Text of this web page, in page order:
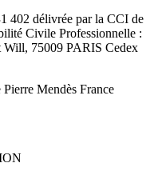
402 délivrée par la CCI de
Civile Professionnelle :
Will, 75009 PARIS Cedex
Mendès France